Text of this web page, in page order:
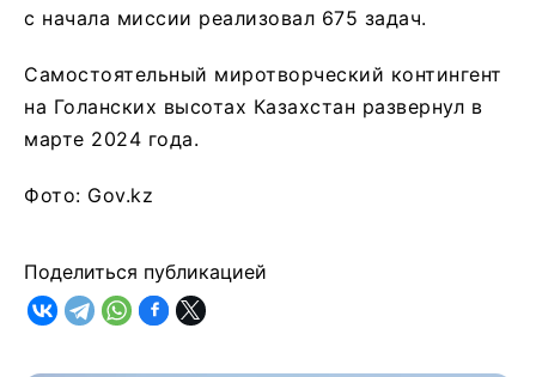
с начала миссии реализовал 675 задач.
Самостоятельный миротворческий контингент
на Голанских высотах Казахстан развернул в
марте 2024 года.
Фото: Gov.kz
Поделиться публикацией